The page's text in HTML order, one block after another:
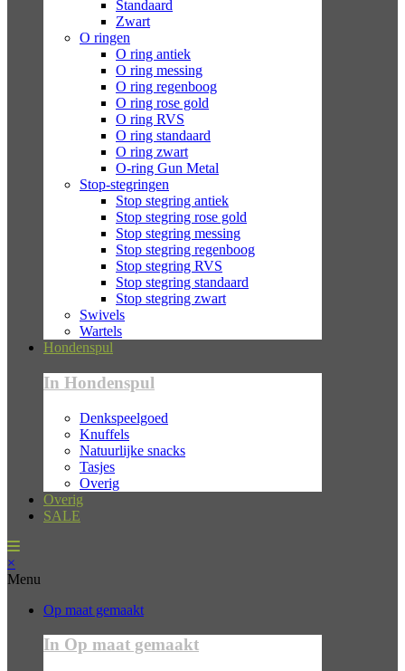
Standaard
Zwart
O ringen
O ring antiek
O ring messing
O ring regenboog
O ring rose gold
O ring RVS
O ring standaard
O ring zwart
O-ring Gun Metal
Stop-stegringen
Stop stegring antiek
Stop stegring rose gold
Stop stegring messing
Stop stegring regenboog
Stop stegring RVS
Stop stegring standaard
Stop stegring zwart
Swivels
Wartels
Hondenspul
In Hondenspul
Denkspeelgoed
Knuffels
Natuurlijke snacks
Tasjes
Overig
Overig
SALE
×
Menu
Op maat gemaakt
In Op maat gemaakt